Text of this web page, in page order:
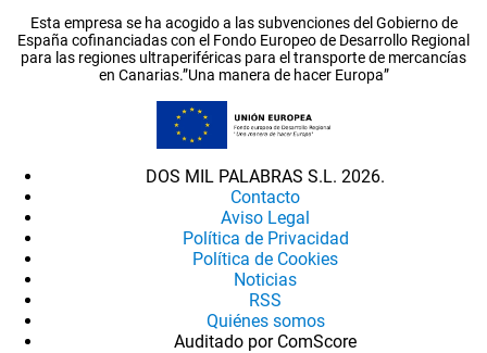
Esta empresa se ha acogido a las subvenciones del Gobierno de
España cofinanciadas con el Fondo Europeo de Desarrollo Regional
para las regiones ultraperiféricas para el transporte de mercancías
en Canarias.”Una manera de hacer Europa”
DOS MIL PALABRAS S.L. 2026.
Contacto
Aviso Legal
Política de Privacidad
Política de Cookies
Noticias
RSS
Quiénes somos
Auditado por ComScore